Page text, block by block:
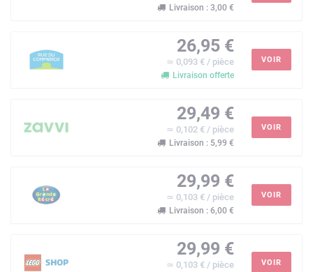
Livraison : 3,00 €
26,95 €
≃ 0,093 € / pièce
Livraison offerte
VOIR
29,49 €
≃ 0,102 € / pièce
Livraison : 5,99 €
VOIR
29,99 €
≃ 0,103 € / pièce
Livraison : 6,00 €
VOIR
29,99 €
≃ 0,103 € / pièce VOIR